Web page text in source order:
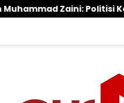
Selalu Hadir di